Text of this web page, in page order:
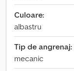
Culoare:
albastru
Tip de angrenaj:
mecanic